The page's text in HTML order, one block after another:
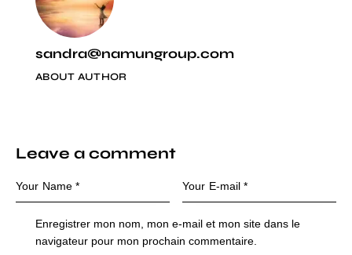
sandra@namungroup.com
ABOUT AUTHOR
Leave a comment
Enregistrer mon nom, mon e-mail et mon site dans le
navigateur pour mon prochain commentaire.